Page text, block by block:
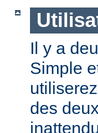
Il y a
Simple
des